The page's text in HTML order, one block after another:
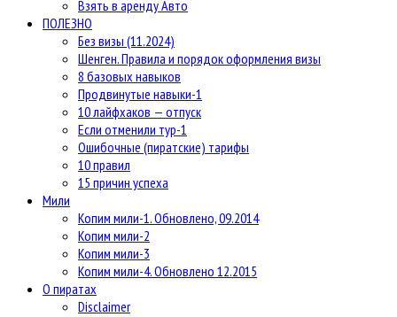
Взять в аренду Авто
ПОЛЕЗНО
Без визы (11.2024)
Шенген. Правила и порядок оформления визы
8 базовых навыков
Продвинутые навыки-1
10 лайфхаков — отпуск
Если отменили тур-1
Ошибочные (пиратские) тарифы
10 правил
15 причин успеха
Мили
Копим мили-1. Обновлено, 09.2014
Копим мили-2
Копим мили-3
Копим мили-4. Обновлено 12.2015
О пиратах
Disclaimer